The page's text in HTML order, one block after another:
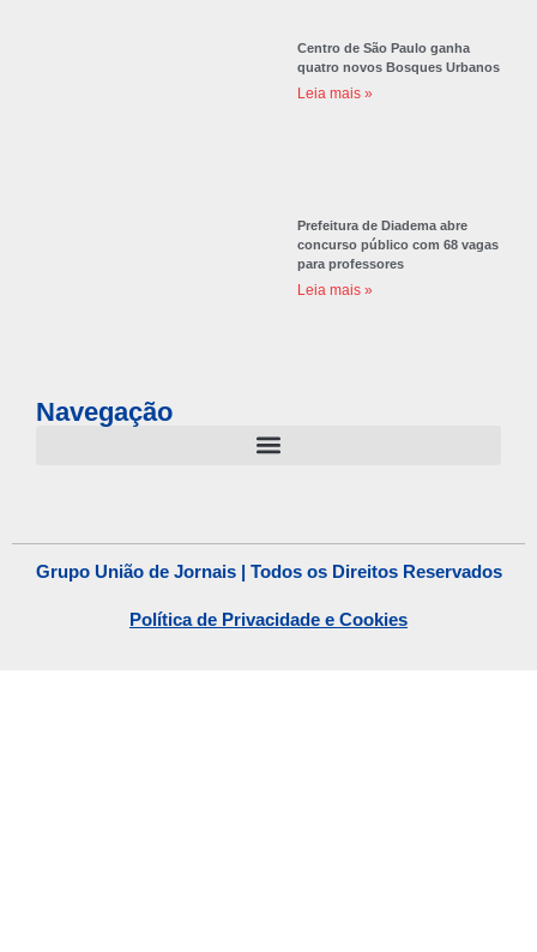
Centro de São Paulo ganha
quatro novos Bosques Urbanos
Leia mais »
Prefeitura de Diadema abre
concurso público com 68 vagas
para professores
Leia mais »
Navegação
Grupo União de Jornais | Todos os Direitos Reservados
Política de Privacidade e Cookies